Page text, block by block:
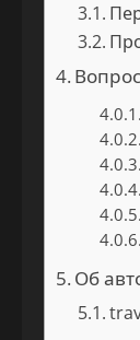
Об